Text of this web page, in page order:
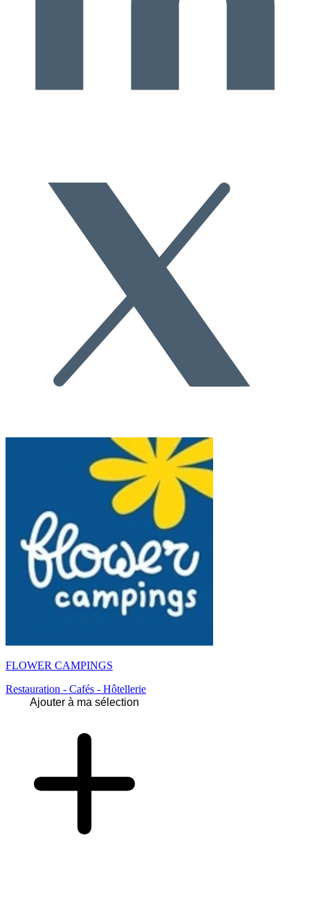
FLOWER CAMPINGS
Restauration - Cafés - Hôtellerie
Ajouter à ma sélection